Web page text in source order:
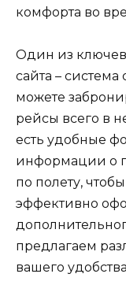
комфорта во
Один из
сайта –
можете
рейсы всего в
есть удобные
информации о
по полету,
эффективно
предлагаем
вашего